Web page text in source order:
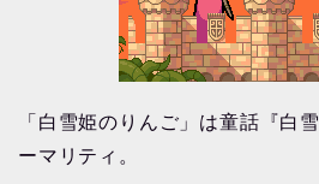
「白雪姫のりんご」は童話『白
ーマリティ。